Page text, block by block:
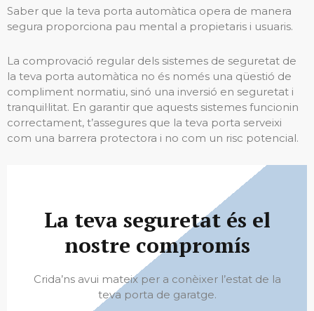
Saber que la teva porta automàtica opera de manera
segura proporciona pau mental a propietaris i usuaris.
La comprovació regular dels sistemes de seguretat de
la teva porta automàtica no és només una qüestió de
compliment normatiu, sinó una inversió en seguretat i
tranquil·litat. En garantir que aquests sistemes funcionin
correctament, t’assegures que la teva porta serveixi
com una barrera protectora i no com un risc potencial.
La teva seguretat és el
nostre compromís
Crida’ns avui mateix per a conèixer l’estat de la
teva porta de garatge.